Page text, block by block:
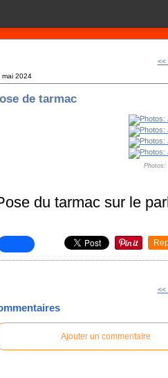
<<
mai 2024
de tarmac
Photos:
du tarmac sur le
<<
Ajouter un commentaire